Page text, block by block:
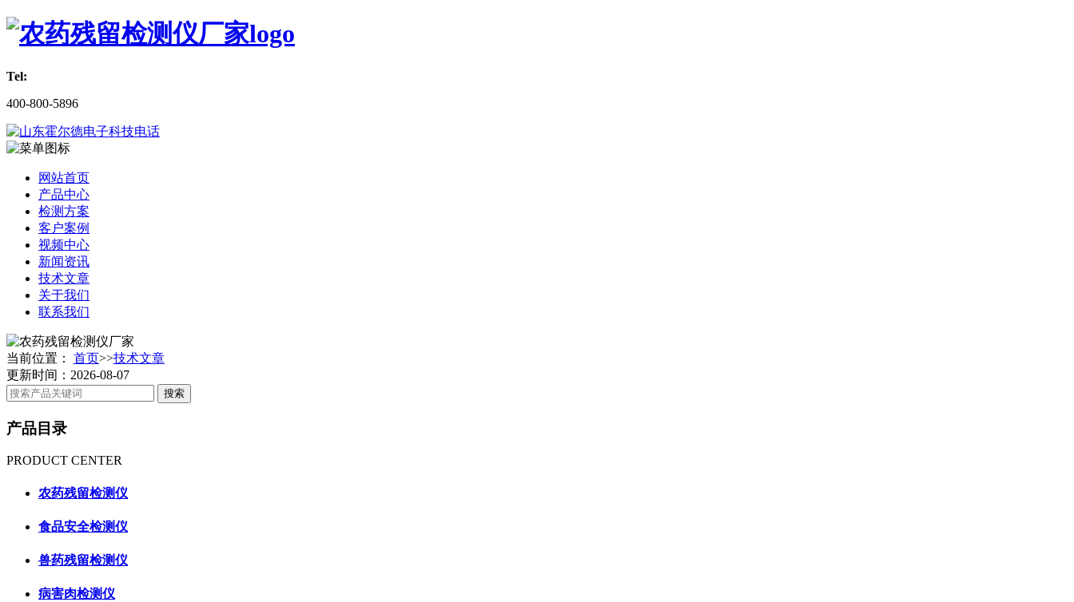
Tel:
400-800-5896
网站首页
产品中心
检测方案
客户案例
视频中心
新闻资讯
技术文章
关于我们
联系我们
当前位置： 首页>>技术文章
更新时间：2026-08-07
产品目录
PRODUCT CENTER
农药残留检测仪
食品安全检测仪
兽药残留检测仪
病害肉检测仪